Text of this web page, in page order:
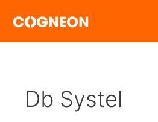
Inhalt
Db Systel